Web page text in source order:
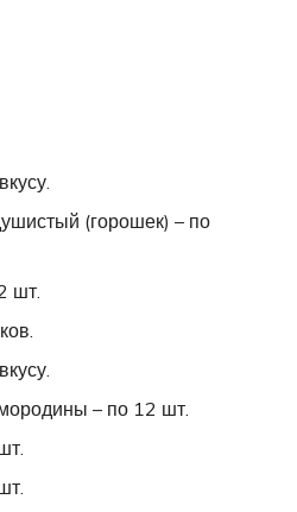
(горошек) – по
шт.
– по 12 шт.